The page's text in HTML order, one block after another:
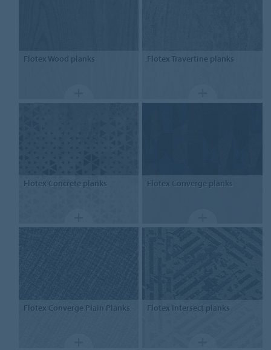
Flotex Wood planks FlotexTravertine planks
Flotex Concrete planks Flotex Converge planks
Flotex Converge Plain Planks Flotex Intersect planks